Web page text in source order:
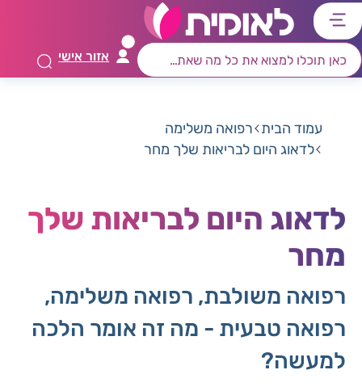
דלג
לתפריט
ראשי
דלג
לרכיב
חיפוש
דלג
לתוכן
מרכזי
דלג
לאזור
קישורים
אזור אישי
עמוד הבית רפואה משלימה
לדאוג היום לבריאות שלך מחר
לדאוג היום לבריאות שלך
מחר
רפואה משולבת, רפואה משלימה,
רפואה טבעית - מה זה אומר הלכה
למעשה?